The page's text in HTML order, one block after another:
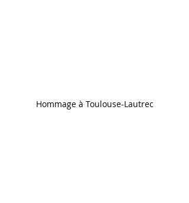
Hommage à Toulouse-Lautrec